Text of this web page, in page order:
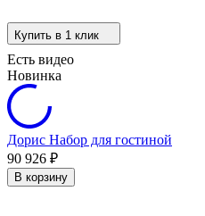
Купить в 1 клик
Есть видео
Новинка
Дорис Набор для гостиной
90 926 ₽
В корзину